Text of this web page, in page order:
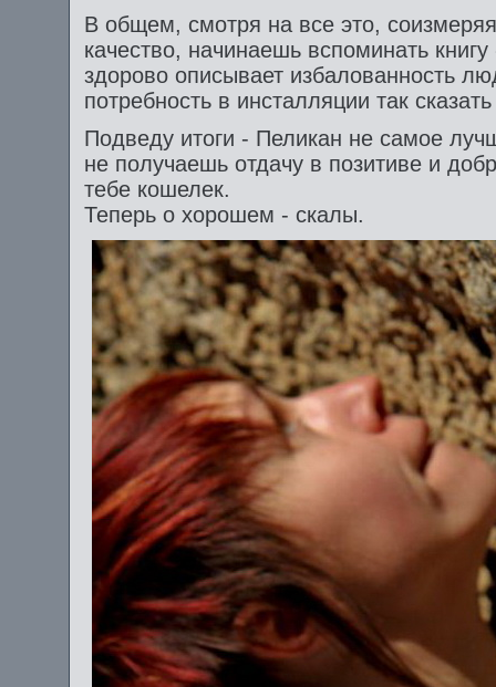
В общем, смотря на все это,
качество, начинаешь вспоминать
здорово описывает избалованность
потребность в инсталляции так
Подведу итоги - Пеликан не самое
не получаешь отдачу в позитиве и
тебе кошелек.
Теперь о хорошем - скалы.